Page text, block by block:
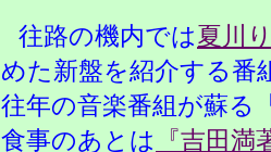
往路の機内では夏川
めた新盤を紹介する番
往年の音楽番組が蘇る
食事のあとは
『吉田満